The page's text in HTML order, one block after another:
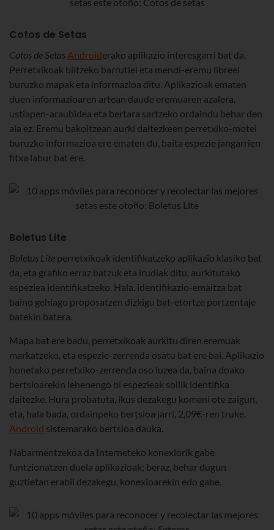
Cotos de Setas
Cotos de Setas Androiderako aplikazio interesgarri bat da.
Perretxikoak biltzeko barrutiei eta mendi-eremu libreei
buruzko mapak eta informazioa ditu. Aplikazioak ematen
duen informazioaren artean daude eremuaren azalera,
ustiapen-araubidea eta bertara sartzeko ordaindu behar den
ala ez. Eremu bakoitzean aurki daitezkeen perretxiko-motei
buruzko informazioa ere ematen du, baita espezie jangarrien
fitxa labur bat ere.
Boletus Lite
Boletus Lite perretxikoak identifikatzeko aplikazio klasiko bat
da, eta grafiko erraz batzuk eta irudiak ditu, aurkitutako
espeziea identifikatzeko. Hala, identifikazio-emaitza bat
baino gehiago proposatzen dizkigu bat-etortze portzentaje
batekin batera.
Mapa bat ere badu, perretxikoak aurkitu diren eremuak
markatzeko, eta espezie-zerrenda osatu bat ere bai. Aplikazio
honetako perretxiko-zerrenda oso luzea da, baina doako
bertsioarekin lehenengo bi espezieak soilik identifika
daitezke. Hura probatuta, ikus dezakegu komeni ote zaigun,
eta, hala bada, ordainpeko bertsioa jarri, 2,09€-ren truke.
Android sistemarako bertsioa dauka.
Nabarmentzekoa da Interneteko konexiorik gabe
funtzionatzen duela aplikazioak; beraz, behar dugun
guztietan erabil dezakegu, konexioarekin edo gabe.